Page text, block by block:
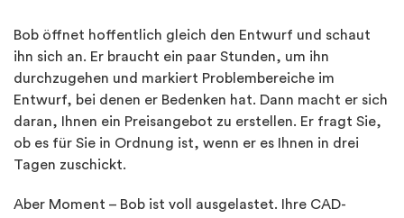
Bob öffnet hoffentlich gleich den Entwurf und schaut
ihn sich an. Er braucht ein paar Stunden, um ihn
durchzugehen und markiert Problembereiche im
Entwurf, bei denen er Bedenken hat. Dann macht er sich
daran, Ihnen ein Preisangebot zu erstellen. Er fragt Sie,
ob es für Sie in Ordnung ist, wenn er es Ihnen in drei
Tagen zuschickt.
Aber Moment – Bob ist voll ausgelastet. Ihre CAD-